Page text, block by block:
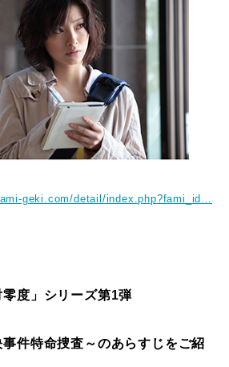
geki.com/detail/index.php?fami_id…
度」シリーズ第1弾
件特命捜査～のあらすじをご紹